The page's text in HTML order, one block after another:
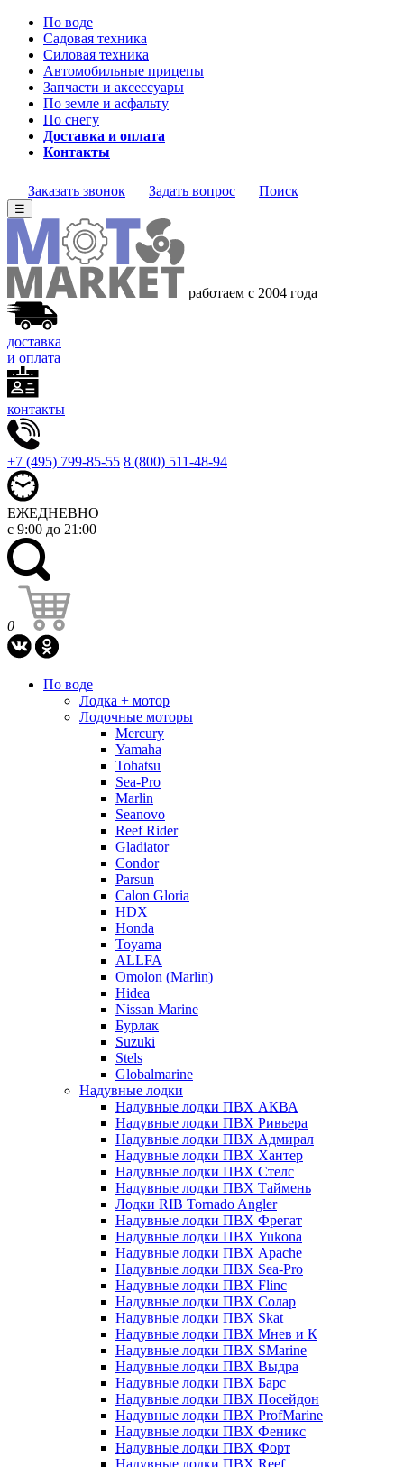
По воде
Садовая техника
Силовая техника
Автомобильные прицепы
Запчасти и аксессуары
По земле и асфальту
По снегу
Доставка и оплата
Контакты
Заказать звонок Задать вопрос Поиск
☰
работаем с 2004 года
доставка
и оплата
контакты
+7 (495) 799-85-55 8 (800) 511-48-94
ЕЖЕДНЕВНО
с 9:00 до 21:00
0
По воде
Лодка + мотор
Лодочные моторы
Mercury
Yamaha
Tohatsu
Sea-Pro
Marlin
Seanovo
Reef Rider
Gladiator
Condor
Parsun
Calon Gloria
HDX
Honda
Toyama
ALLFA
Omolon (Marlin)
Hidea
Nissan Marine
Бурлак
Suzuki
Stels
Globalmarine
Надувные лодки
Надувные лодки ПВХ АКВА
Надувные лодки ПВХ Ривьера
Надувные лодки ПВХ Адмирал
Надувные лодки ПВХ Хантер
Надувные лодки ПВХ Стелс
Надувные лодки ПВХ Таймень
Лодки RIB Tornado Angler
Надувные лодки ПВХ Фрегат
Надувные лодки ПВХ Yukona
Надувные лодки ПВХ Apache
Надувные лодки ПВХ Sea-Pro
Надувные лодки ПВХ Flinc
Надувные лодки ПВХ Солар
Надувные лодки ПВХ Skat
Надувные лодки ПВХ Мнев и К
Надувные лодки ПВХ SMarine
Надувные лодки ПВХ Выдра
Надувные лодки ПВХ Барс
Надувные лодки ПВХ Посейдон
Надувные лодки ПВХ ProfMarine
Надувные лодки ПВХ Феникс
Надувные лодки ПВХ Форт
Надувные лодки ПВХ Reef